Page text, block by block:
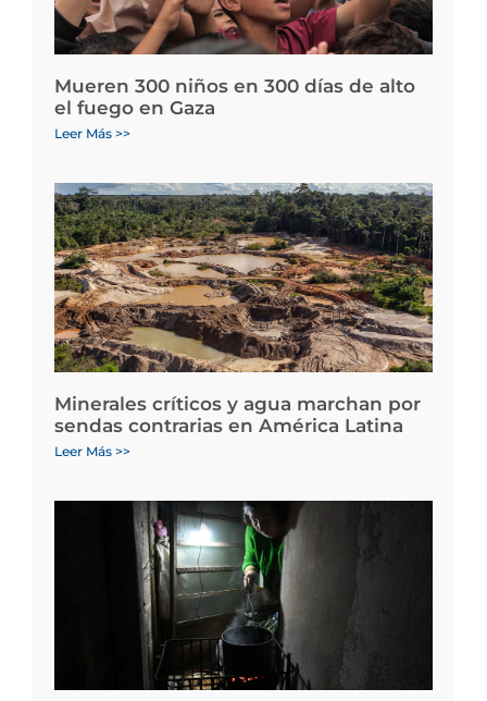
Mueren 300 niños en 300 días de alto
el fuego en Gaza
Leer Más >>
Minerales críticos y agua marchan por
sendas contrarias en América Latina
Leer Más >>